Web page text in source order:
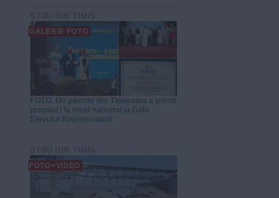
GALERIE FOTO
FOTO. Un părinte din Timișoara a primit
premiul I la nivel național la Gala
Elevului Reprezentant
FOTO+VIDEO